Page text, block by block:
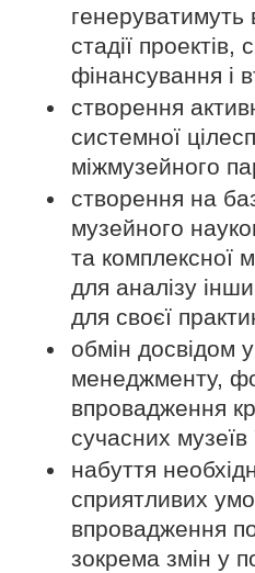
генеруватимуть
стадії
фінансування і
створення
системної
міжмузейного
створення на
музейного
та комплексної
для аналізу
для своєї
обмін досвідом
менеджменту,
впровадження
сучасних музеїв
набуття
сприятливих
впровадження
зокрема змін у